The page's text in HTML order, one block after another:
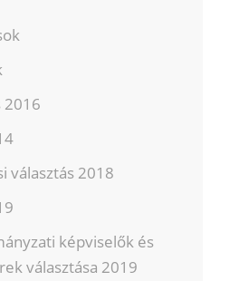
2016
választás 2018
képviselők és
választása 2019